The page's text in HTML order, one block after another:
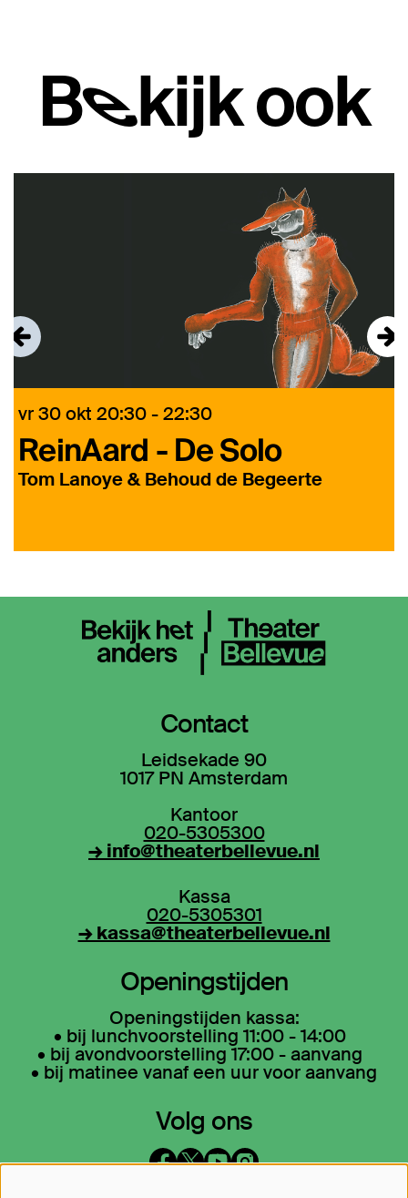
Bekijk ook
ReinAard - De Solo
Tom Lanoye & Behoud de Begeerte
vr 30 okt 20:30 - 22:30
Contact
Leidsekade 90
1017 PN Amsterdam
Kantoor
020-5305300
→ info@theaterbellevue.nl
Kassa
020-5305301
→ kassa@theaterbellevue.nl
Openingstijden
Openingstijden kassa:
• bij lunchvoorstelling 11:00 - 14:00
• bij avondvoorstelling 17:00 - aanvang
• bij matinee vanaf een uur voor aanvang
Volg ons